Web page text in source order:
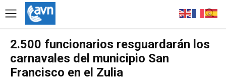
2.500 funcionarios resguardarán los
carnavales del municipio San
Francisco en el Zulia